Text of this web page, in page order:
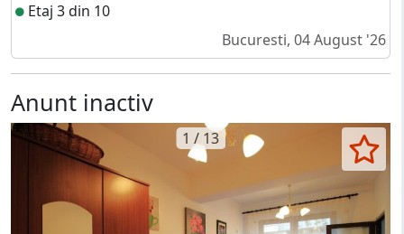
Etaj 3 din 10
Bucuresti, 04 August '26
Anunt inactiv
1 / 13